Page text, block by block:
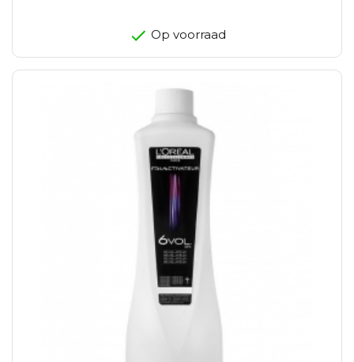
Op voorraad